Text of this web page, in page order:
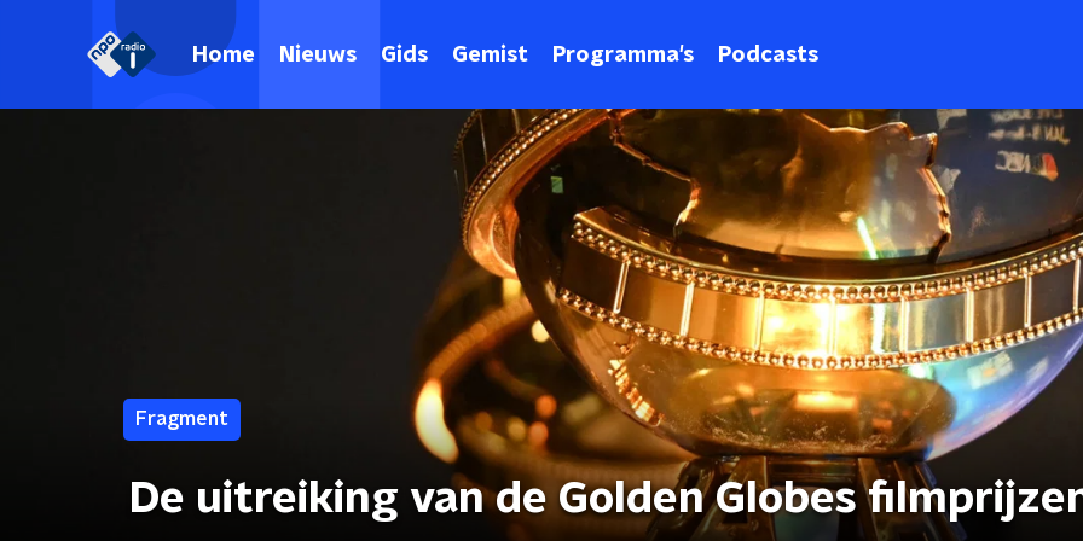
Home Nieuws Gids Gemist Programma's Podcasts
Fragment
De uitreiking van de Golden Globes